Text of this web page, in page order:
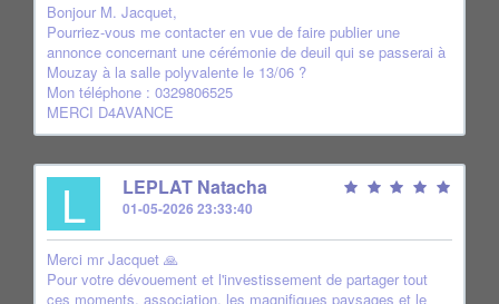
Bonjour M. Jacquet,
Pourriez-vous me contacter en vue de faire publier une
annonce concernant une cérémonie de deuil qui se passerai à
Mouzay à la salle polyvalente le 13/06 ?
Mon téléphone : 0329806525
MERCI D4AVANCE
L LEPLAT Natacha
01-05-2026 23:33:40
Merci mr Jacquet 🙏
Pour votre dévouement et l'investissement de partager tout
ces moments, association, les magnifiques paysages et le